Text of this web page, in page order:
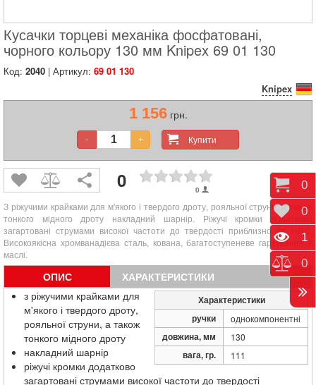
Кусачки торцеві механіка фосфатовані,
чорного кольору 130 мм Knipex 69 01 130
Код: 2040 | Артикул: 69 01 130
Knipex
1 156грн.
Купити
- +
0 0
З ріжучими крайками для м'якого і твердого дроту, рояльної струни, а також
тонкого мідного дроту накладний шарнір. Ріжучі кромки додатково
загартовані струмами високої частоти до твердості приблизно 64 HRC.
Високоякісна хромванадієва сталь, кована, багатоступеневе гартування в
маслі.
ОПИС ХАРАКТЕРИСТИКИ
Характеристики
ручки
однокомпонентні
довжина, мм 130
вага, гр. 111
з ріжучими крайками для
м'якого і твердого дроту,
рояльної струни, а також
тонкого мідного дроту
накладний шарнір
ріжучі кромки додатково
загартовані струмами високої частоти до твердості
0
0
1
0